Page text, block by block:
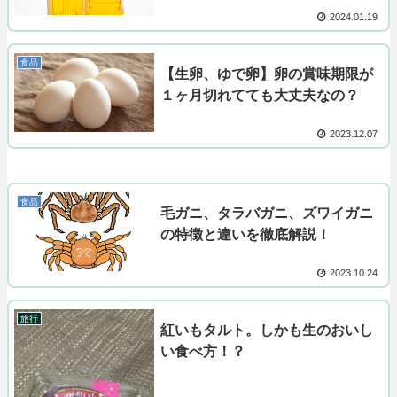
2024.01.19
食品
【生卵、ゆで卵】卵の賞味期限が
１ヶ月切れてても大丈夫なの？
2023.12.07
食品
毛ガニ、タラバガニ、ズワイガニ
の特徴と違いを徹底解説！
2023.10.24
旅行
紅いもタルト。しかも生のおいし
い食べ方！？